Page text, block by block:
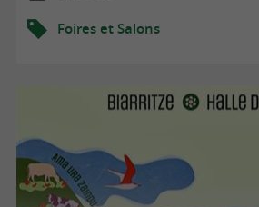
Foires et Salons